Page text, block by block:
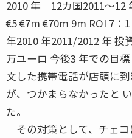
2010 年 12カ国2011〜
€5 €7m €70m 9m ROI 7：
年2010 年2011/2012 年 投
万ユーロ 今後3 年での目
文した携帯電話が店頭に
が、つかまらなかったと
た。
その対策として、チェコ